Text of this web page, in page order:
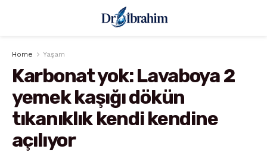
Home Yaşam
Karbonat yok: Lavaboya 2
yemek kaşığı dökün
tıkanıklık kendi kendine
açılıyor